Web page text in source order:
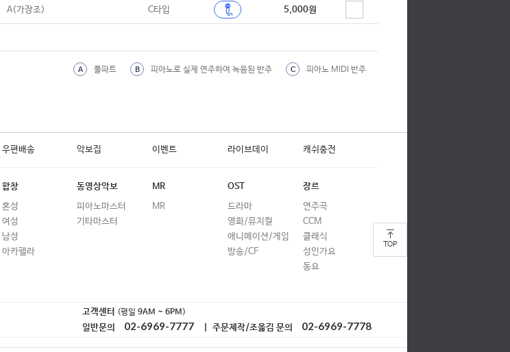
17 사랑해 사랑해 (다이아(D.I.A))
22 산다는 건 다 그런게 아니겠니 합창
산책 (백예린)
24 상록수 (노무현 레퀴엠)
25 상사화 (열린 음악회 Ver.)
26 합창
27
생각을 멈추다 보면 (최유리)
서른 즈음에 (김광석) 합창
A(가장조) C타입 5,000원
A 풀파트 B 피아노로 실제 연주하여 녹음된 반주 C 피아노 MIDI 반주
우편배송 악보집 이벤트 라이브데이 캐쉬충전
합창
혼성
여성
남성
아카펠라
동영상악보
피아노마스터
기타마스터
MR
MR
OST
드라마
영화/뮤지컬
애니메이션/게임
방송/CF
장르
연주곡
CCM
클래식
성인가요
동요
고객센터 (평일 9AM ~ 6PM)
일반문의 02-6969-7777 | 주문제작/조옮김 문의 02-6969-7778
TOP